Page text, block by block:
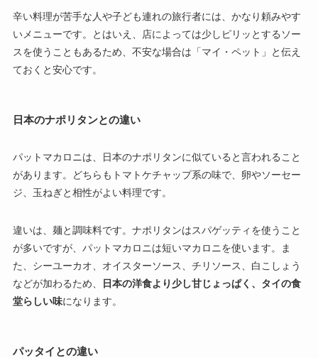
辛い料理が苦手な人や子ども連れの旅行者には、かなり頼みやす
いメニューです。とはいえ、店によっては少しピリッとするソー
スを使うこともあるため、不安な場合は「マイ・ペット」と伝え
ておくと安心です。
日本のナポリタンとの違い
パットマカロニは、日本のナポリタンに似ていると言われること
があります。どちらもトマトケチャップ系の味で、卵やソーセー
ジ、玉ねぎと相性がよい料理です。
違いは、麺と調味料です。ナポリタンはスパゲッティを使うこと
が多いですが、パットマカロニは短いマカロニを使います。ま
た、シーユーカオ、オイスターソース、チリソース、白こしょう
などが加わるため、
日本の洋食より少し甘じょっぱく、タイの食
堂らしい味になります。
パッタイとの違い